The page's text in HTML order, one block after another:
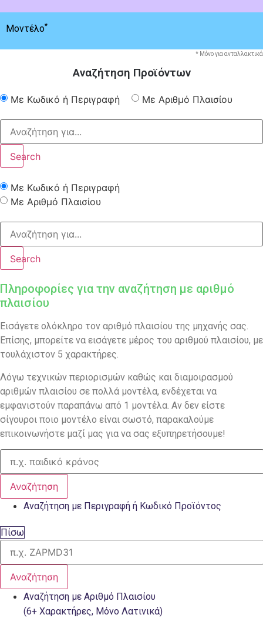
Μοντέλο*
* Μόνο για ανταλλακτικά
Αναζήτηση Προϊόντων
Με Κωδικό ή Περιγραφή Με Αριθμό Πλαισίου
Search
Με Κωδικό ή Περιγραφή
Με Αριθμό Πλαισίου
Search
Πληροφορίες για την αναζήτηση με αριθμό
πλαισίου
Εισάγετε ολόκληρο τον αριθμό πλαισίου της μηχανής σας.
Επίσης, μπορείτε να εισάγετε μέρος του αριθμού πλαισίου, με
τουλάχιστον 5 χαρακτήρες.
Λόγω τεχνικών περιορισμών καθώς και διαμοιρασμού
αριθμών πλαισίου σε πολλά μοντέλα, ενδέχεται να
εμφανιστούν παραπάνω από 1 μοντέλα. Αν δεν είστε
σίγουροι ποιο μοντέλο είναι σωστό, παρακαλούμε
επικοινωνήστε μαζί μας για να σας εξυπηρετήσουμε!
Αναζήτηση
Αναζήτηση με Περιγραφή ή Κωδικό Προϊόντος
Πίσω
Αναζήτηση
Αναζήτηση με Αριθμό Πλαισίου
(6+ Χαρακτήρες, Μόνο Λατινικά)